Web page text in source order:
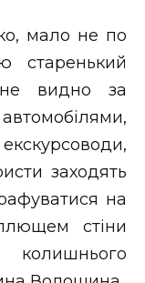
мало не по
старенький
видно за
заходять
на
стіни